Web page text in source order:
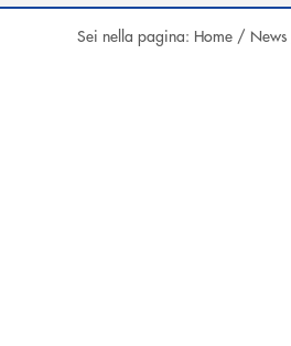
Sei nella pagina: Home / News